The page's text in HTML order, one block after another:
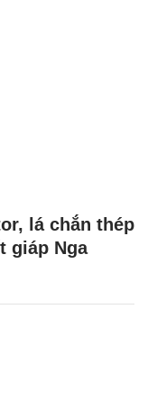
lá chắn thép
giáp Nga